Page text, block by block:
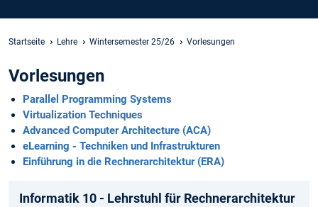
Startseite Lehre Wintersemester 25/26 Vorlesungen
Vorlesungen
Parallel Programming Systems
Virtualization Techniques
Advanced Computer Architecture (ACA)
eLearning - Techniken und Infrastrukturen
Einführung in die Rechnerarchitektur (ERA)
Informatik 10 - Lehrstuhl für Rechnerarchitektur